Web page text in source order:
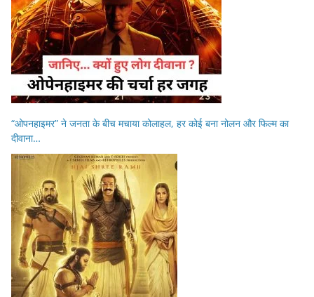
“ओपनहाइमर” ने जनता के बीच मचाया कोलाहल, हर कोई बना नोलन और फिल्म का
दीवाना…